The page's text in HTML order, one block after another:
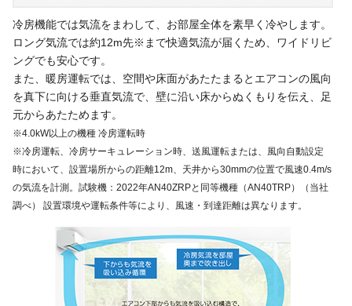
冷房機能では気流をまわして、お部屋全体を素早く冷やします。
ロング気流では約12m先※まで快適気流が届くため、ワイドリビ
ングでも安心です。
また、暖房運転では、空間や床面があたたまるとエアコンの風向
を真下に向ける垂直気流で、壁に沿い床からぬくもりを伝え、足
元からあたためます。
※4.0kW以上の機種 冷房運転時
※冷房運転、冷房サーキュレーション時、送風運転または、風向自動設定
時において、設置場所からの距離12m、天井から30mmの位置で風速0.4m/s
の気流を計測。試験機：2022年AN40ZRPと同等機種（AN40TRP）（当社
調べ） 設置環境や運転条件等により、風速・到達距離は異なります。